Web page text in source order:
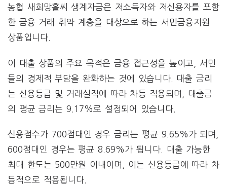
농협 새희망홀씨 생계자금은 저소득자와 저신용자를 포함
한 금융 거래 취약 계층을 대상으로 하는 서민금융지원
상품입니다.
이 대출 상품의 주요 목적은 금융 접근성을 높이고, 서민
들의 경제적 부담을 완화하는 것에 있습니다. 대출 금리
는 신용등급 및 거래실적에 따라 차등 적용되며, 대출금
의 평균 금리는 9.17%로 설정되어 있습니다.
신용점수가 700점대인 경우 금리는 평균 9.65%가 되며,
600점대인 경우는 평균 8.69%가 됩니다. 대출 가능한
최대 한도는 500만원 이내이며, 이는 신용등급에 따라 차
등적으로 적용됩니다.